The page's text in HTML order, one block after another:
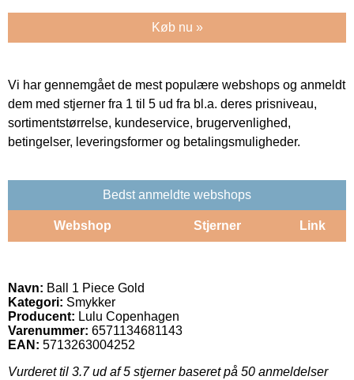
Køb nu »
Vi har gennemgået de mest populære webshops og anmeldt
dem med stjerner fra 1 til 5 ud fra bl.a. deres prisniveau,
sortimentstørrelse, kundeservice, brugervenlighed,
betingelser, leveringsformer og betalingsmuligheder.
Bedst anmeldte webshops
Webshop Stjerner Link
Navn: Ball 1 Piece Gold
Kategori: Smykker
Producent: Lulu Copenhagen
Varenummer: 6571134681143
EAN: 5713263004252
Vurderet til 3.7ud af 5 stjerner baseret på 50 anmeldelser